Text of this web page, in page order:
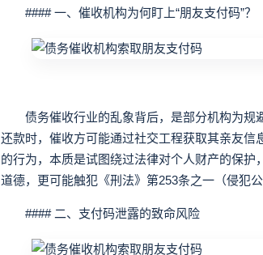
#### 一、催收机构为何盯上“朋友支付码”？
债务催收行业的乱象背后，是部分机构为规
还款时，催收方可能通过社交工程获取其亲友
的行为，本质是试图绕过法律对个人财产的保
道德，更可能触犯《刑法》第253条之一（侵犯公
#### 二、支付码泄露的致命风险